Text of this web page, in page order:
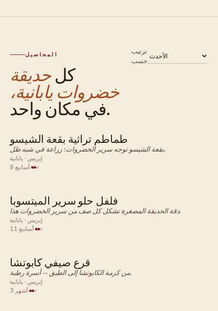
المحاصيل
كلحديقة
خضروات يابانية،
في مكان واحد.
ترتيب
حسب
يابانية · خضروات
طماطم تراثية بقعة الشيسو
بقعة الشيسو توجه سرير الخضروات: زراعة في شبه ظل.
إيريس · يابانية
9 أسابيع·
يابانية · خضروات
فلفل حلو سرير الميتسوبا
دقة الحديقة المصغرة تشكل كل صف من سرير الخضروات هذا.
إيريس · يابانية
11 أسابيع·
يابانية · خضروات
قرع صيفي كابوتشا
من كرمة الكابوتشا إلى الطبق — أسرة رطبة.
إيريس · يابانية
3 أشهر·